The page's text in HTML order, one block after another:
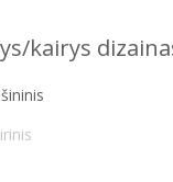
kairys